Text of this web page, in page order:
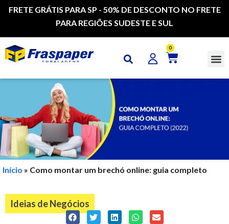
FRETE GRÁTIS PARA SP - 50% DE DESCONTO NO FRETE
PARA REGIÕES SUDESTE E SUL
0
Início » Como montar um brechó online: guia completo
Ideias de Negócios